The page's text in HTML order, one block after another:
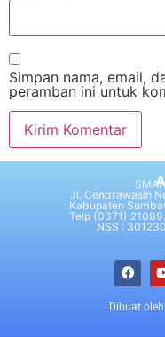
Simpan nama, email,
peramban ini untuk
Jl. Cendrawasih
Kabupaten
Telp (0371)
NSS :
Dibuat